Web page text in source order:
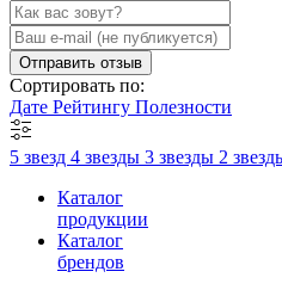
Отправить отзыв
Сортировать по:
Дате Рейтингу Полезности
5 звезд 4 звезды 3 звезды 2
Каталог
продукции
Каталог
брендов